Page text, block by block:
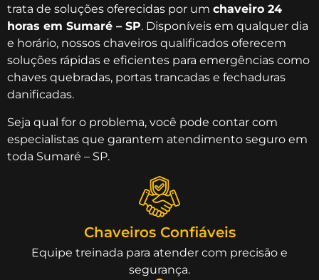
trata de soluções oferecidas por um chaveiro 24
horas em Sumaré – SP. Disponíveis em qualquer dia
e horário, nossos chaveiros qualificados oferecem
soluções rápidas e eficientes para emergências como
chaves quebradas, portas trancadas e fechaduras
danificadas.
Seja qual for o problema, você pode contar com
especialistas que garantem atendimento seguro em
toda Sumaré – SP.
Chaveiros Confiáveis
Equipe treinada para atender com precisão e
segurança.